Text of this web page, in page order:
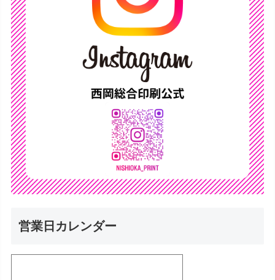
営業日カレンダー